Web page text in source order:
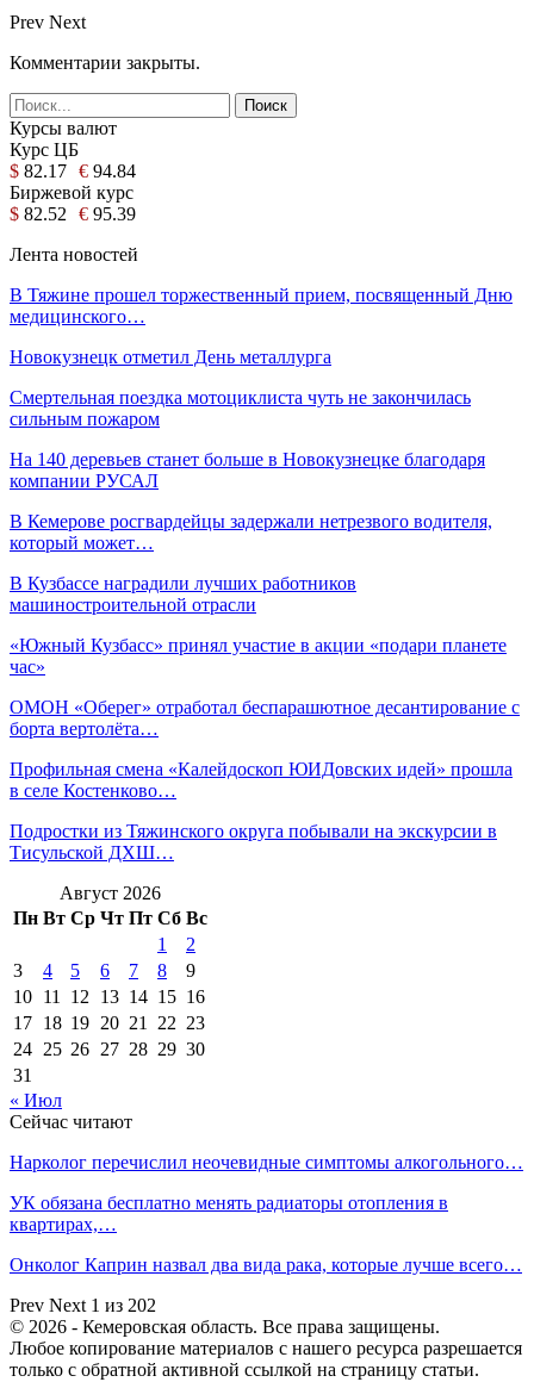
Prev Next
Комментарии закрыты.
Курсы валют
Курс ЦБ
$ 82.17 € 94.84
Биржевой курс
$ 82.52 € 95.39
Лента новостей
В Тяжине прошел торжественный прием, посвященный Дню
медицинского…
Новокузнецк отметил День металлурга
Смертельная поездка мотоциклиста чуть не закончилась
сильным пожаром
На 140 деревьев станет больше в Новокузнецке благодаря
компании РУСАЛ
В Кемерове росгвардейцы задержали нетрезвого водителя,
который может…
В Кузбассе наградили лучших работников
машиностроительной отрасли
«Южный Кузбасс» принял участие в акции «подари планете
час»
ОМОН «Оберег» отработал беспарашютное десантирование с
борта вертолёта…
Профильная смена «Калейдоскоп ЮИДовских идей» прошла
в селе Костенково…
Подростки из Тяжинского округа побывали на экскурсии в
Тисульской ДХШ…
Август 2026
Пн Вт Ср Чт Пт Сб Вс
1
2
3
4 5 6 7 8
9
10 11 12 13 14 15 16
17 18 19 20 21 22 23
24 25 26 27 28 29 30
31
« Июл
Сейчас читают
Нарколог перечислил неочевидные симптомы алкогольного…
УК обязана бесплатно менять радиаторы отопления в
квартирах,…
Онколог Каприн назвал два вида рака, которые лучше всего…
Prev Next 1 из 202
© 2026 - Кемеровская область. Все права защищены.
Любое копирование материалов с нашего ресурса разрешается
только с обратной активной ссылкой на страницу статьи.